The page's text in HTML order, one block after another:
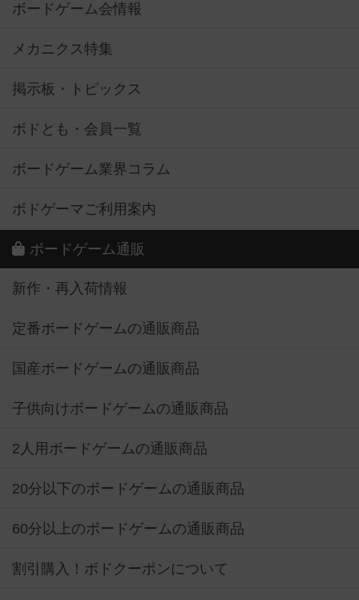
ボードゲーム会情報
メカニクス特集
掲示板・トピックス
ボドとも・会員一覧
ボードゲーム業界コラム
ボドゲーマご利用案内
ボードゲーム通販
新作・再入荷情報
定番ボードゲームの通販商品
国産ボードゲームの通販商品
子供向けボードゲームの通販商品
2人用ボードゲームの通販商品
20分以下のボードゲームの通販商品
60分以上のボードゲームの通販商品
割引購入！ボドクーポンについて